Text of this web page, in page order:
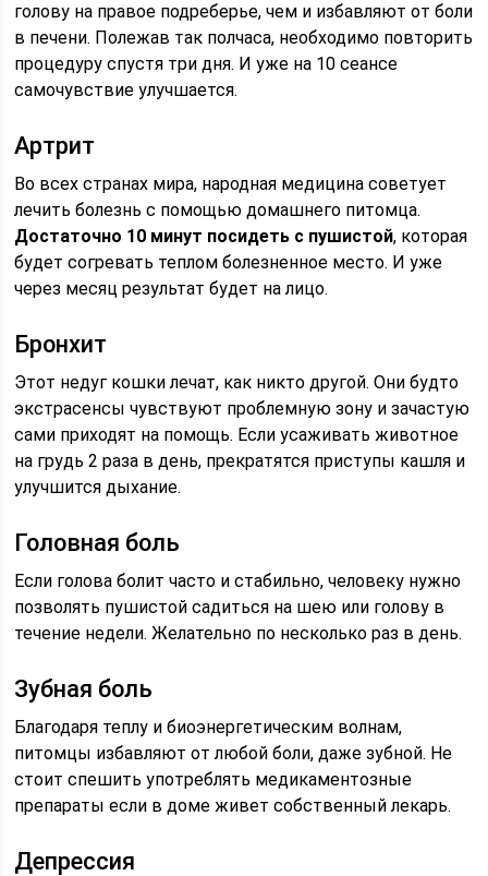
голову на правое подреберье, чем и избавляют от боли
в печени. Полежав так полчаса, необходимо повторить
процедуру спустя три дня. И уже на 10 сеансе
самочувствие улучшается.
Артрит
Во всех странах мира, народная медицина советует
лечить болезнь с помощью домашнего питомца.
Достаточно 10 минут посидеть с пушистой, которая
будет согревать теплом болезненное место. И уже
через месяц результат будет на лицо.
Бронхит
Этот недуг кошки лечат, как никто другой. Они будто
экстрасенсы чувствуют проблемную зону и зачастую
сами приходят на помощь. Если усаживать животное
на грудь 2 раза в день, прекратятся приступы кашля и
улучшится дыхание.
Головная боль
Если голова болит часто и стабильно, человеку нужно
позволять пушистой садиться на шею или голову в
течение недели. Желательно по несколько раз в день.
Зубная боль
Благодаря теплу и биоэнергетическим волнам,
питомцы избавляют от любой боли, даже зубной. Не
стоит спешить употреблять медикаментозные
препараты если в доме живет собственный лекарь.
Депрессия